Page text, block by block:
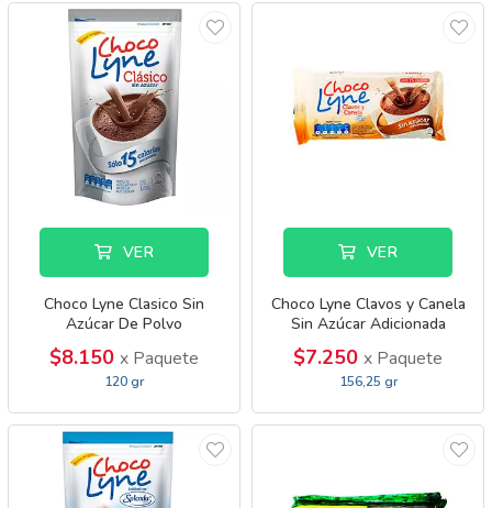
VER
Choco Lyne Clasico Sin
Azúcar De Polvo
$8.150 x Paquete
120 gr
VER
Choco Lyne Clavos y Canela
Sin Azúcar Adicionada
$7.250 x Paquete
156,25 gr